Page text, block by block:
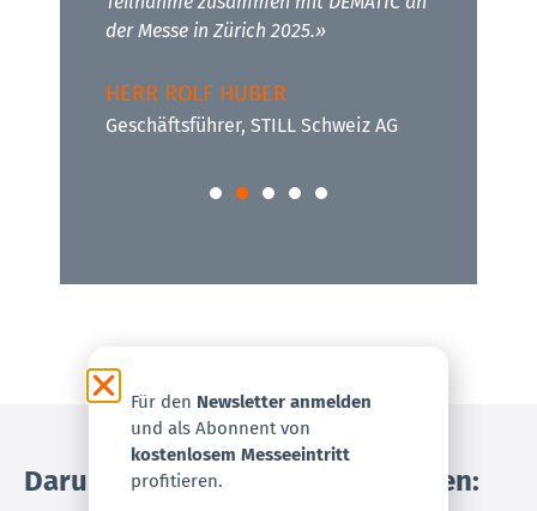
der Messe in Zürich 2025.»
HERR ROLF HUBER
Geschäftsführer, STILL Schweiz AG
Darum lohnt es sich teilzunehmen:
Für den Newsletter anmelden
und als Abonnent von
kostenlosem Messeeintritt
profitieren.​​